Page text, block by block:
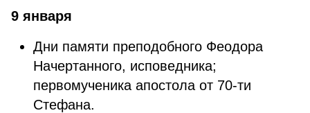
9 января
Дни памяти преподобного Феодора
Начертанного, исповедника;
первомученика апостола от 70-ти
Стефана.